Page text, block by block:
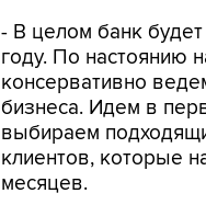
- В целом банк
году. По настоянию
консервативно
бизнеса. Идем в
выбираем
клиентов, которые
месяцев.